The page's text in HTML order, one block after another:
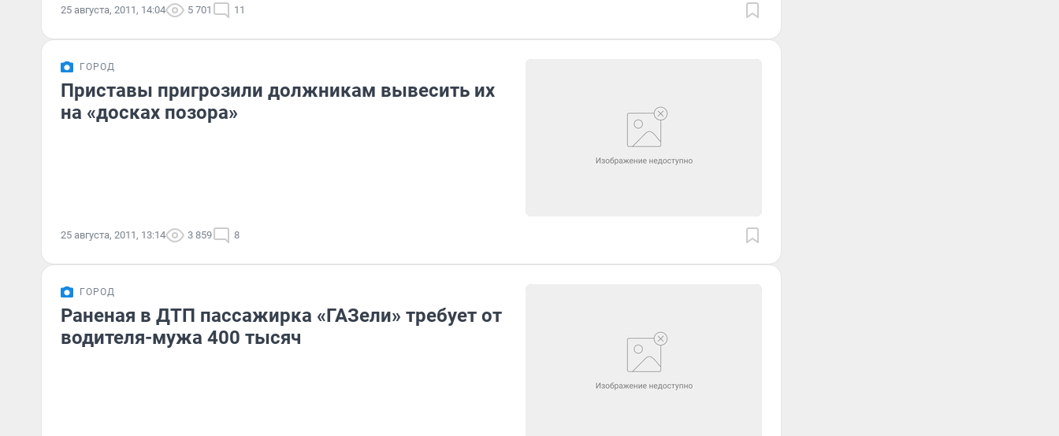
25 августа, 2011, 14:04 5 701 11
ГОРОД
Приставы пригрозили должникам вывесить их
на «досках позора»
25 августа, 2011, 13:14 3 859 8
ГОРОД
Раненая в ДТП пассажирка «ГАЗели» требует от
водителя-мужа 400 тысяч